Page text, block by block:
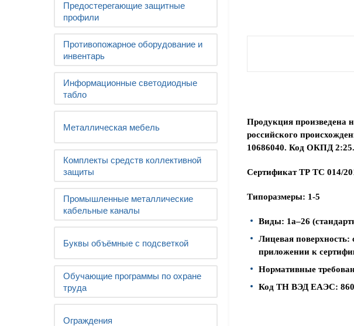
Предостерегающие защитные
профили
Противопожарное оборудование и
инвентарь
Информационные светодиодные
табло
Металлическая мебель
Комплекты средств коллективной
защиты
Промышленные металлические
кабельные каналы
Буквы объёмные с подсветкой
Обучающие программы по охране
труда
Ограждения
Продукция произведена
российского
10686040. Код ОКПД
Сертификат ТР ТС 014/
Типоразмеры: 1-5
Виды: 1а–26
Лицевая
приложении к
Нормативные
Код ТН ВЭД ЕАЭС: